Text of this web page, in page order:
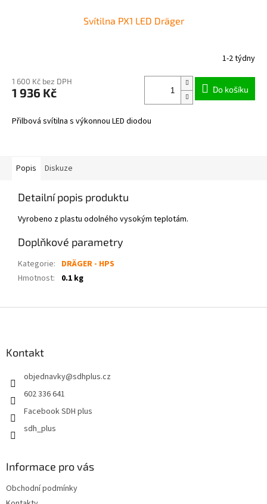
Svítilna PX1 LED Dräger
produktu
je
z
1-2 týdny
1 600 Kč bez DPH
1 936 Kč Do košíku
Přilbová svítilna s výkonnou LED diodou
Popis Diskuze
Detailní popis produktu
Vyrobeno z plastu odolného vysokým teplotám.
Doplňkové parametry
Kategorie: DRÄGER - HPS
Hmotnost: 0.1 kg
Kontakt
objednavky@sdhplus.cz
602 336 641
Facebook SDH plus
sdh_plus
Informace pro vás
Obchodní podmínky